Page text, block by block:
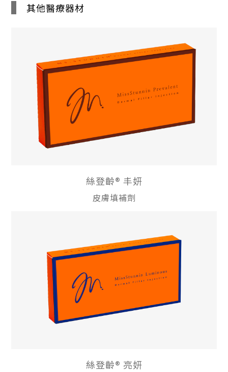
其他醫療器材
絲登齡® 丰妍
皮膚填補劑
絲登齡® 亮妍